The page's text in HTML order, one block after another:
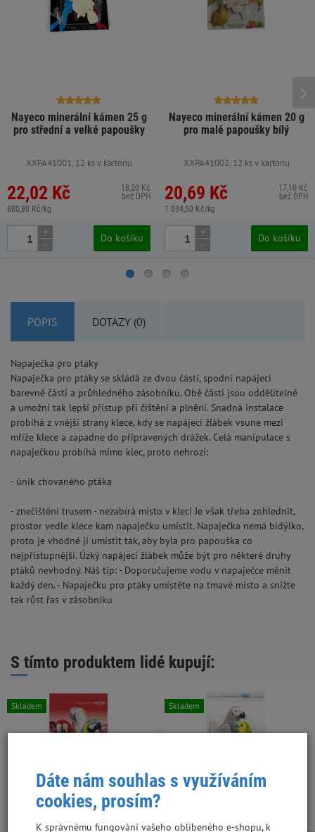
Nayeco minerální kámen 25 g
pro střední a velké papoušky
XXPA41001, 12 ks v kartonu
22,02 Kč
880,80 Kč/kg
18,20 Kč
bez DPH
+
-
Do košíku
Nayeco minerální kámen 20 g
pro malé papoušky bílý
XXPA41002, 12 ks v kartonu
20,69 Kč
1 034,50 Kč/kg
17,10 Kč
bez DPH
+
-
Do košíku
POPIS DOTAZY (0)
Napaječka pro ptáky
Napaječka pro ptáky se skládá ze dvou částí, spodní napájecí
barevné části a průhledného zásobníku. Obě části jsou oddělitelné
a umožní tak lepší přístup při čištění a plnění. Snadná instalace
probíhá z vnější strany klece, kdy se napájecí žlábek vsune mezi
mříže klece a zapadne do připravených drážek. Celá manipulace s
napaječkou probíhá mimo klec, proto nehrozí:
- únik chovaného ptáka
- znečištění trusem - nezabírá místo v kleci Je však třeba zohlednit,
prostor vedle klece kam napaječku umístit. Napaječka nemá bidýlko,
proto je vhodné ji umístit tak, aby byla pro papouška co
nejpřístupnější. Úzký napájecí žlábek může být pro některé druhy
ptáků nevhodný. Náš tip: - Doporučujeme vodu v napaječce měnit
každý den. - Napaječku pro ptáky umístěte na tmavé místo a snižte
tak růst řas v zásobníku
S tímto produktem lidé kupují:
Skladem Skladem
Dáte nám souhlas s využíváním
cookies, prosím?
K správnému fungování vašeho oblíbeného e-shopu, k